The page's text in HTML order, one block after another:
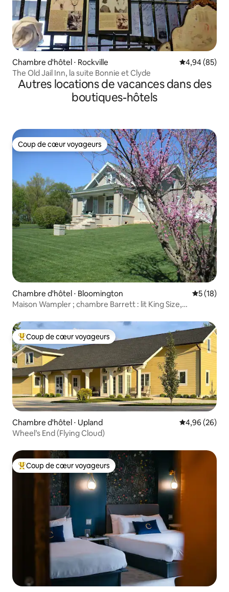
Chambre d'hôtel ⋅ Rockville Évaluation
4,94 (85)
The Old Jail Inn, la suite Bonnie et Clyde
Autres locations de vacances dans des
boutiques-hôtels
Coup de cœur voyageurs
Coup de cœur voyageurs
Chambre d'hôtel ⋅ Bloomington
5 (18)
Maison Wampler ; chambre Barrett : lit King Size,
Coups de cœur voyageurs les plus appréciés
Coup de cœur voyageurs
Chambre d'hôtel ⋅ Upland Évaluation
4,96 (26)
Wheel’s End (Flying Cloud)
Coups de cœur voyageurs les plus appréciés
Coup de cœur voyageurs